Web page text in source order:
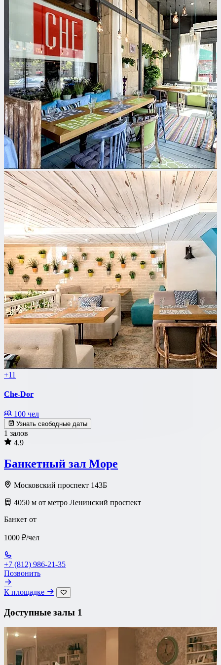
+11
Che-Dor
100 чел
Узнать свободные даты
1 залов
4.9
Банкетный зал Море
Московский проспект 143Б
4050 м от метро Ленинский проспект
Банкет от
1000 ₽/чел
+7 (812) 986-21-35
Позвонить
К площадке
Доступные залы 1